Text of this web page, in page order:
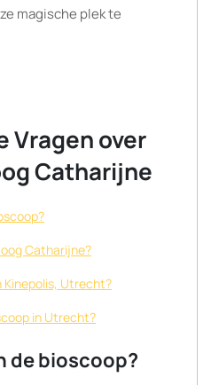
magische plek te
Vragen over
Catharijne
Catharijne?
Kinepolis, Utrecht?
in Utrecht?
de bioscoop?